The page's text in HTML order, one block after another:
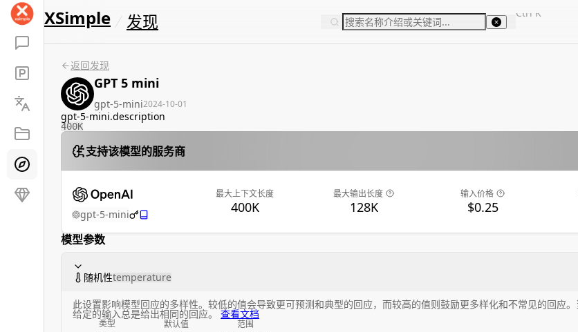
XSimple 发现 Ctrl K
返回发现
GPT 5 mini
gpt-5-mini2024-10-01
gpt-5-mini.description
400K
支持该模型的服务商
gpt-5-mini
最大上下文长度
400K
最大输出长度
128K
输入价格
$0.25
模型参数
随机性temperature
此设置影响模型回应的多样性。较低的值会导致更可预测和典型的回应，而较高的值则鼓励更多样化和不常见的回应
给定的输入总是给出相同的回应。 查看文档
类型 默认值 范围